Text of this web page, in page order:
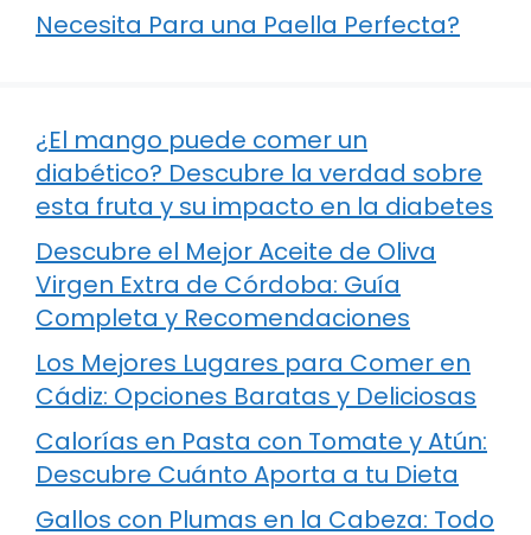
Necesita Para una Paella Perfecta?
¿El mango puede comer un
diabético? Descubre la verdad sobre
esta fruta y su impacto en la diabetes
Descubre el Mejor Aceite de Oliva
Virgen Extra de Córdoba: Guía
Completa y Recomendaciones
Los Mejores Lugares para Comer en
Cádiz: Opciones Baratas y Deliciosas
Calorías en Pasta con Tomate y Atún:
Descubre Cuánto Aporta a tu Dieta
Gallos con Plumas en la Cabeza: Todo